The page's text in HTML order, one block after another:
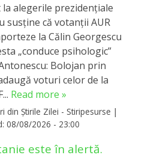
la alegerile prezidențiale
susține că votanții AUR
la Călin Georgescu
„conduce psihologic”
Bolojan prin
voturi celor de la
Read more »
din Știrile Zilei - Stiripesurse |
08/08/2026 - 23:00
este în alertă.